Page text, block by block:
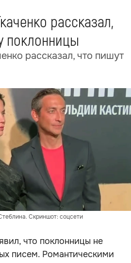
рассказал,
поклонницы
рассказал, что пишут
Скриншот: соцсети
что поклонницы не
писем. Романтическими